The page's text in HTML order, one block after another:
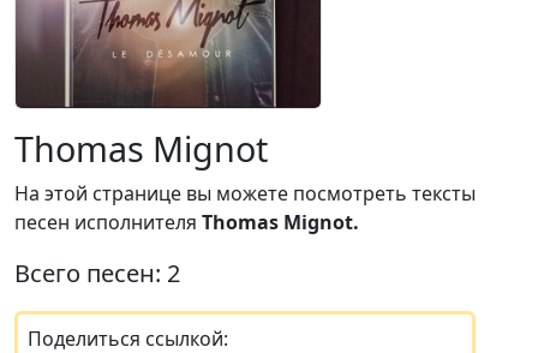
Thomas Mignot
На этой странице вы можете посмотреть тексты
песен исполнителя Thomas Mignot.
Всего песен: 2
Поделиться ссылкой: